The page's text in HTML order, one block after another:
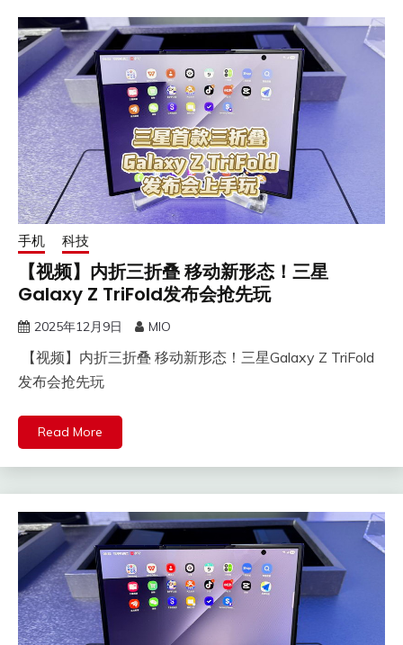
手机 科技
【视频】内折三折叠 移动新形态！三星
Galaxy Z TriFold发布会抢先玩
2025年12月9日 MIO
【视频】内折三折叠 移动新形态！三星Galaxy Z TriFold
发布会抢先玩
Read More